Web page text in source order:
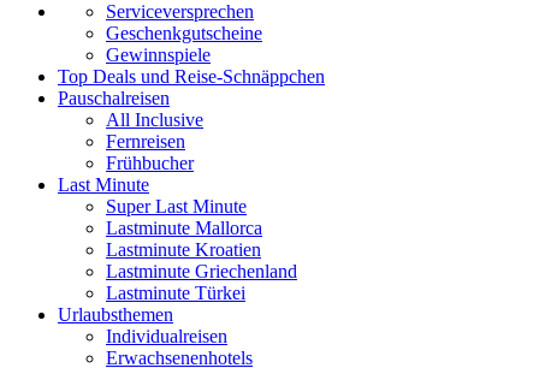
Serviceversprechen
Geschenkgutscheine
Gewinnspiele
Top Deals und Reise-Schnäppchen
Pauschalreisen
All Inclusive
Fernreisen
Frühbucher
Last Minute
Super Last Minute
Lastminute Mallorca
Lastminute Kroatien
Lastminute Griechenland
Lastminute Türkei
Urlaubsthemen
Individualreisen
Erwachsenenhotels